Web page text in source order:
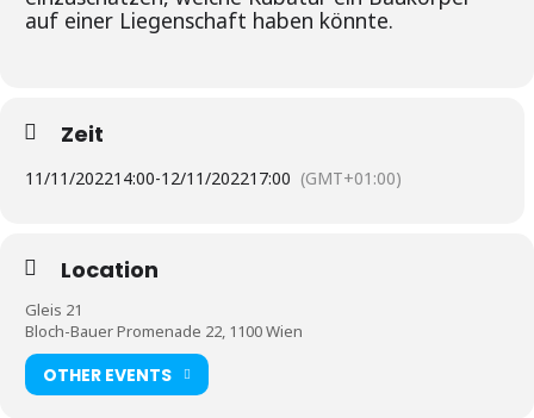
auf einer Liegenschaft haben könnte.
Zeit
11/11/202214:00-12/11/202217:00 (GMT+01:00)
Location
Gleis 21
Bloch-Bauer Promenade 22, 1100 Wien
OTHER EVENTS